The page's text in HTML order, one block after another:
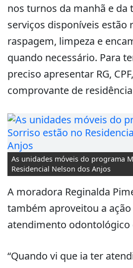
nos turnos da manhã e da
serviços disponíveis estão
raspagem, limpeza e
quando necessário. Para
preciso apresentar RG,
comprovante de
As unidades móveis do programa
Residencial Nelson dos Anjos
A moradora Reginalda
também aproveitou a
atendimento odontológico
“Quando vi que ia ter